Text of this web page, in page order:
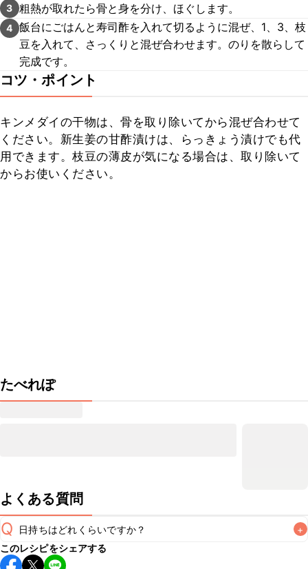
3 粗熱が取れたら骨と身を分け、ほぐします。
4 飯台にごはんと寿司酢を入れて切るように混ぜ、1、3、枝
豆を入れて、さっくりと混ぜ合わせます。のりを散らして
完成です。
コツ・ポイント
キンメダイの干物は、骨を取り除いてから混ぜ合わせて
ください。新生姜の甘酢漬けは、らっきょう漬けでも代
用できます。枝豆の薄皮が気になる場合は、取り除いて
からお使いください。
たべれぽ
よくある質問
Q 日持ちはどれくらいですか？ +
保存期間は冷蔵で当日中が目安です。なるべくお早めにお召
このレシピをシェアする